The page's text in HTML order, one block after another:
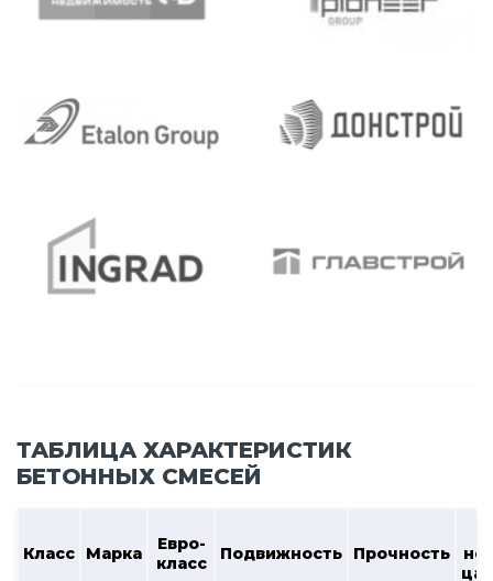
ТАБЛИЦА ХАРАКТЕРИСТИК
БЕТОННЫХ СМЕСЕЙ
Класс Марка
Евро-
класс
Подвижность Прочность